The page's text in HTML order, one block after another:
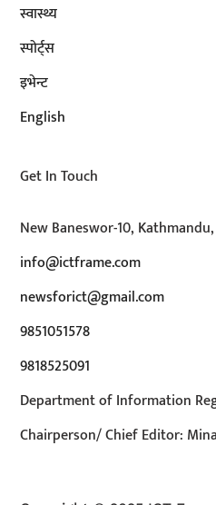
स्वास्थ्य
स्पोर्ट्स
इभेन्ट
English
Get In Touch
New Baneswor-10,
info@ictframe.com
newsforict@gmail.com
9851051578
9818525091
Department of Information
Chairperson/ Chief Editor: